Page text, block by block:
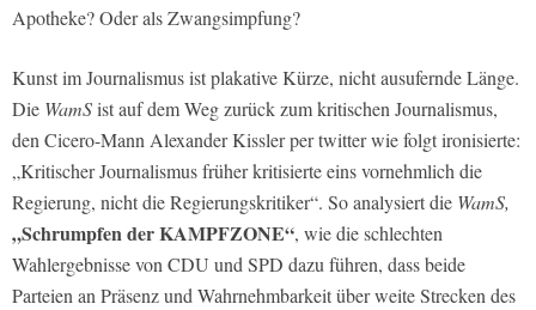
Apotheke? Oder als Zwangsimpfung?
Kunst im Journalismus ist plakative Kürze, nicht ausufernde Länge.
Die WamSist auf dem Weg zurück zum kritischen Journalismus,
den Cicero-Mann Alexander Kissler per twitter wie folgt ironisierte:
„Kritischer Journalismus früher kritisierte eins vornehmlich die
Regierung, nicht die Regierungskritiker“. So analysiert die WamS,
„Schrumpfen der KAMPFZONE“, wie die schlechten
Wahlergebnisse von CDU und SPD dazu führen, dass beide
Parteien an Präsenz und Wahrnehmbarkeit über weite Strecken des